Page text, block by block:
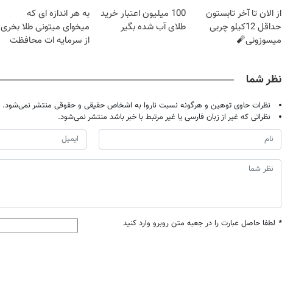
از الان تا آخر تابستون
حداقل 12کیلو چربی
میسوزونی🧨
100 میلیون اعتبار خرید
طلای آب شده بگیر
به هر اندازه ای که
میخوای میتونی طلا بخری
از سرمایه ات محافظت
نظر شما
نظرات حاوی توهین و هرگونه نسبت ناروا به اشخاص حقیقی و حقوقی منتشر نمی‌شود.
نظراتی که غیر از زبان فارسی یا غیر مرتبط با خبر باشد منتشر نمی‌شود.
* لطفا حاصل عبارت را در جعبه متن روبرو وارد کنید